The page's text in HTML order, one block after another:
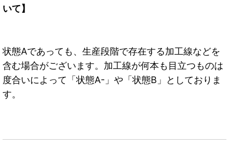
いて】
状態Aであっても、生産段階で存在する加工線などを
含む場合がございます。加工線が何本も目立つものは
度合いによって「状態A-」や「状態B」としておりま
す。